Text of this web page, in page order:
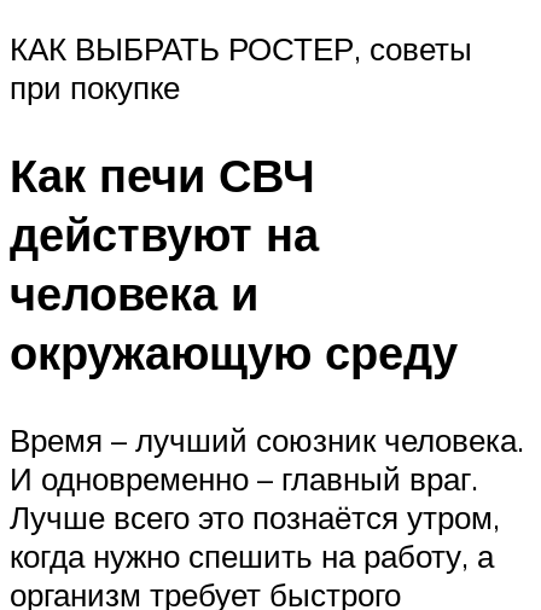
КАК ВЫБРАТЬ РОСТЕР, советы
при покупке
Как печи СВЧ
действуют на
человека и
окружающую среду
Время – лучший союзник человека.
И одновременно – главный враг.
Лучше всего это познаётся утром,
когда нужно спешить на работу, а
организм требует быстрого